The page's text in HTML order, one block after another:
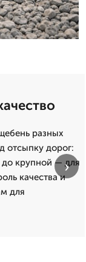
разных
отсыпку дорог:
крупной — для
качества и
для
›